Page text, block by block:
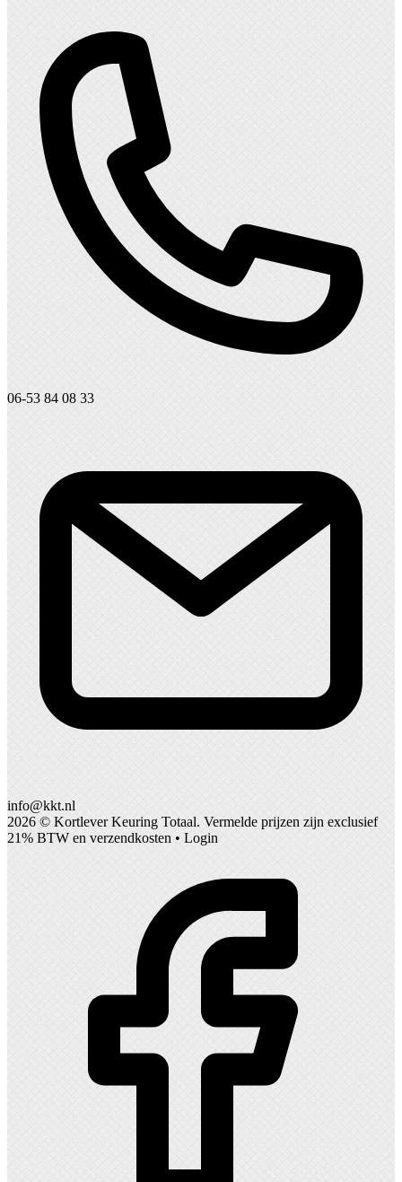
06-53 84 08 33
info@kkt.nl
2026 © Kortlever Keuring Totaal. Vermelde prijzen zijn exclusief
21% BTW en verzendkosten • Login